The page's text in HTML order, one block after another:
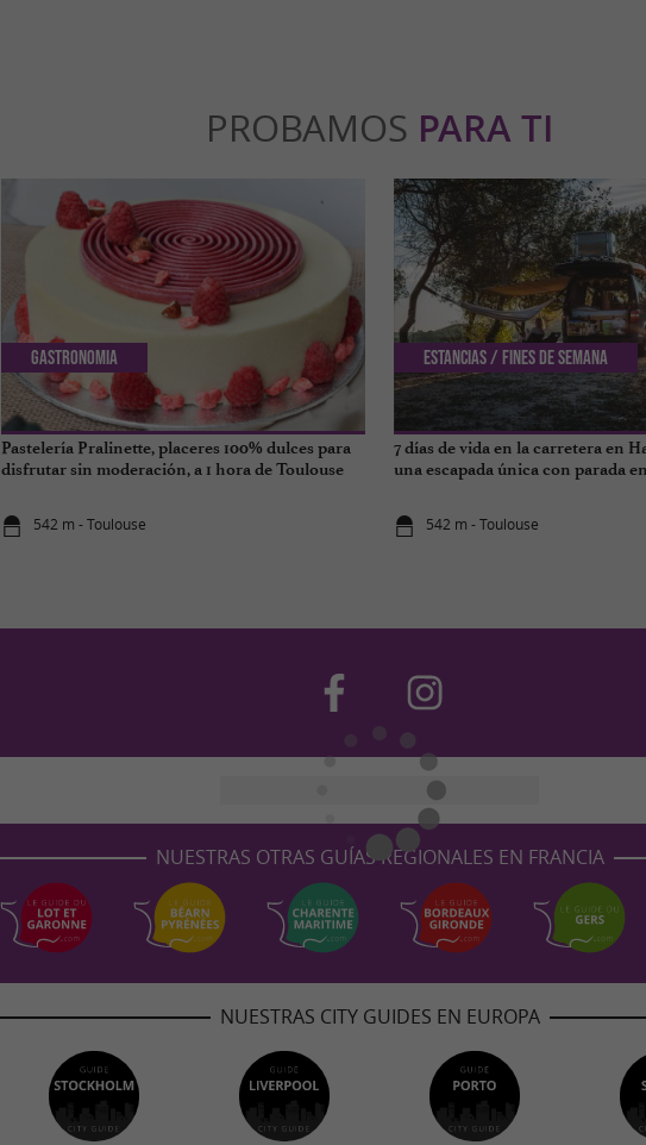
PROBAMOS PARA TI
Pastelería Pralinette, placeres 100% dulces para
disfrutar sin moderación, a 1 hora de Toulouse
542 m - Toulouse
Gastronomia
7 días de vida en la carretera en
una escapada única con parada
542 m - Toulouse
Estancias / Fines de semana
NUESTRAS OTRAS GUÍAS REGIONALES EN FRANCIA
NUESTRAS CITY GUIDES EN EUROPA